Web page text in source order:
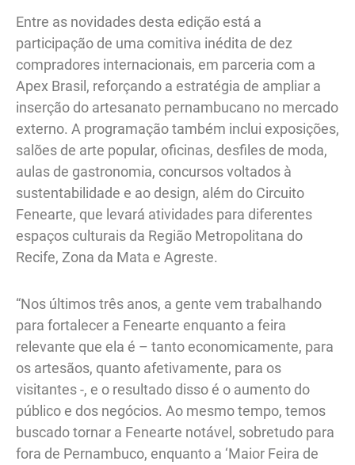
Entre as novidades desta edição está a
participação de uma comitiva inédita de dez
compradores internacionais, em parceria com a
Apex Brasil, reforçando a estratégia de ampliar a
inserção do artesanato pernambucano no mercado
externo. A programação também inclui exposições,
salões de arte popular, oficinas, desfiles de moda,
aulas de gastronomia, concursos voltados à
sustentabilidade e ao design, além do Circuito
Fenearte, que levará atividades para diferentes
espaços culturais da Região Metropolitana do
Recife, Zona da Mata e Agreste.
“Nos últimos três anos, a gente vem trabalhando
para fortalecer a Fenearte enquanto a feira
relevante que ela é – tanto economicamente, para
os artesãos, quanto afetivamente, para os
visitantes -, e o resultado disso é o aumento do
público e dos negócios. Ao mesmo tempo, temos
buscado tornar a Fenearte notável, sobretudo para
fora de Pernambuco, enquanto a ‘Maior Feira de